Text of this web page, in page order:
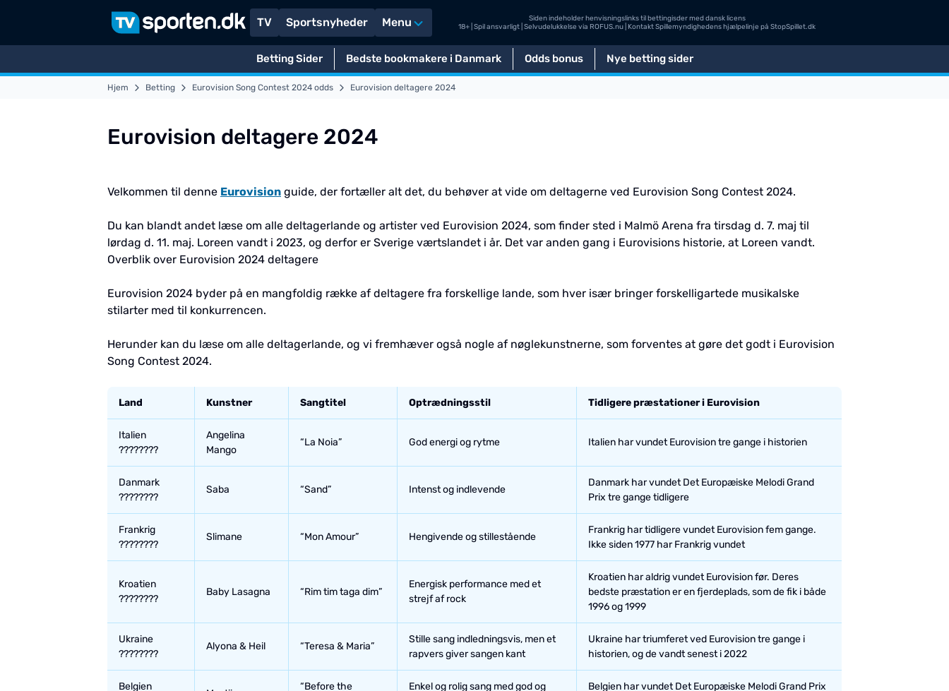
TV Sportsnyheder Menu
Siden indeholder henvisningslinks til bettingisder med dansk licens
18+ | Spil ansvarligt | Selvudelukkelse via ROFUS.nu | Kontakt Spillemyndighedens hjælpelinje på StopSpillet.dk
Betting Sider Bedste bookmakere i Danmark Odds bonus Nye betting sider
Hjem Betting Eurovision Song Contest 2024 odds Eurovision deltagere 2024
Eurovision deltagere 2024
Velkommen til denne Eurovision guide, der fortæller alt det, du behøver at vide om deltagerne ved Eurovision Song Contest 2024.
Du kan blandt andet læse om alle deltagerlande og artister ved Eurovision 2024, som finder sted i Malmö Arena fra tirsdag d. 7. maj til
lørdag d. 11. maj. Loreen vandt i 2023, og derfor er Sverige værtslandet i år. Det var anden gang i Eurovisions historie, at Loreen vandt.
Overblik over Eurovision 2024 deltagere
Eurovision 2024 byder på en mangfoldig række af deltagere fra forskellige lande, som hver især bringer forskelligartede musikalske
stilarter med til konkurrencen.
Herunder kan du læse om alle deltagerlande, og vi fremhæver også nogle af nøglekunstnerne, som forventes at gøre det godt i Eurovision
Song Contest 2024.
Land Kunstner Sangtitel Optrædningsstil Tidligere præstationer i Eurovision
Italien
????????
Angelina
Mango
“La Noia” God energi og rytme Italien har vundet Eurovision tre gange i historien
Danmark
????????
Saba “Sand” Intenst og indlevende
Danmark har vundet Det Europæiske Melodi Grand
Prix tre gange tidligere
Frankrig
????????
Slimane “Mon Amour” Hengivende og stillestående
Frankrig har tidligere vundet Eurovision fem gange.
Ikke siden 1977 har Frankrig vundet
Kroatien
????????
Baby Lasagna “Rim tim taga dim”
Energisk performance med et
strejf af rock
Kroatien har aldrig vundet Eurovision før. Deres
bedste præstation er en fjerdeplads, som de fik i både
1996 og 1999
Ukraine
????????
Alyona & Heil “Teresa & Maria”
Stille sang indledningsvis, men et
rapvers giver sangen kant
Ukraine har triumferet ved Eurovision tre gange i
historien, og de vandt senest i 2022
Belgien
“Before the
Enkel og rolig sang med god og
Belgien har vundet Det Europæiske Melodi Grand Prix